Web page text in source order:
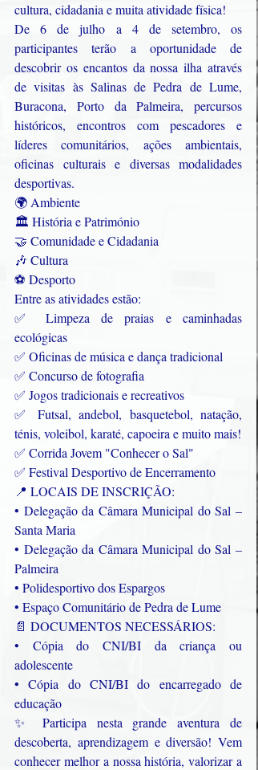
cultura, cidadania e muita atividade física!
De 6 de julho a 4 de setembro, os
participantes terão a oportunidade de
descobrir os encantos da nossa ilha através
de visitas às Salinas de Pedra de Lume,
Buracona, Porto da Palmeira, percursos
históricos, encontros com pescadores e
líderes comunitários, ações ambientais,
oficinas culturais e diversas modalidades
desportivas.
🌍 Ambiente
🏛 História e Património
🤝 Comunidade e Cidadania
🎶 Cultura
⚽ Desporto
Entre as atividades estão:
✅ Limpeza de praias e caminhadas
ecológicas
✅ Oficinas de música e dança tradicional
✅ Concurso de fotografia
✅ Jogos tradicionais e recreativos
✅ Futsal, andebol, basquetebol, natação,
ténis, voleibol, karaté, capoeira e muito mais!
✅ Corrida Jovem "Conhecer o Sal"
✅ Festival Desportivo de Encerramento
📍 LOCAIS DE INSCRIÇÃO:
• Delegação da Câmara Municipal do Sal –
Santa Maria
• Delegação da Câmara Municipal do Sal –
Palmeira
• Polidesportivo dos Espargos
• Espaço Comunitário de Pedra de Lume
📄 DOCUMENTOS NECESSÁRIOS:
• Cópia do CNI/BI da criança ou
adolescente
• Cópia do CNI/BI do encarregado de
educação
✨ Participa nesta grande aventura de
descoberta, aprendizagem e diversão! Vem
conhecer melhor a nossa história, valorizar a